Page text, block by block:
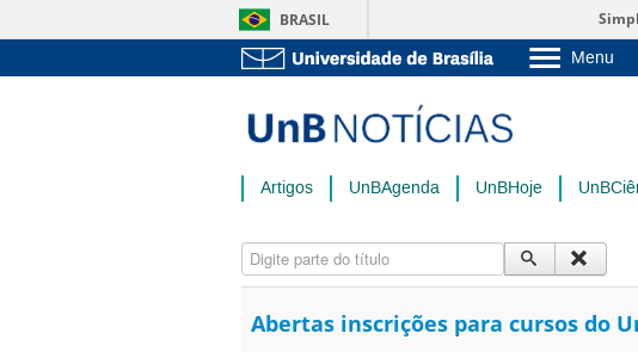
BRASIL
Menu
Pós-
Administração
Artigos UnBAgenda UnBHoje
Digite parte do título
Abertas inscrições para cursos do